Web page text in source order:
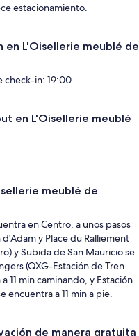
estacionamiento.
en L'Oisellerie meublé de
check-in: 19:00.
en L'Oisellerie meublé
meublé de
en Centro, a unos pasos
y Place du Ralliement
y Subida de San Mauricio se
(QXG-Estación de Tren
11 min caminando, y Estación
a 11 min a pie.
de manera gratuita